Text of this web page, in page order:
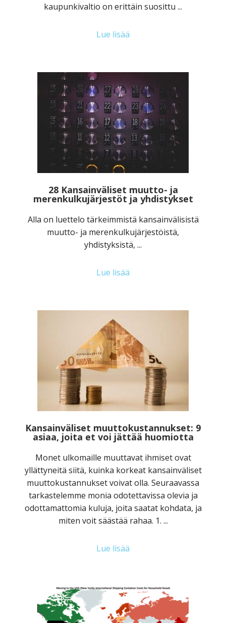
kaupunkivaltio on erittäin suosittu ...
Lue lisää
28 Kansainväliset muutto- ja
merenkulkujärjestöt ja yhdistykset
Alla on luettelo tärkeimmistä kansainvälisistä
muutto- ja merenkulkujärjestöistä,
yhdistyksistä, ...
Lue lisää
Kansainväliset muuttokustannukset: 9
asiaa, joita et voi jättää huomiotta
Monet ulkomaille muuttavat ihmiset ovat
yllättyneitä siitä, kuinka korkeat kansainväliset
muuttokustannukset voivat olla. Seuraavassa
tarkastelemme monia odotettavissa olevia ja
odottamattomia kuluja, joita saatat kohdata, ja
miten voit säästää rahaa. 1. ...
Lue lisää